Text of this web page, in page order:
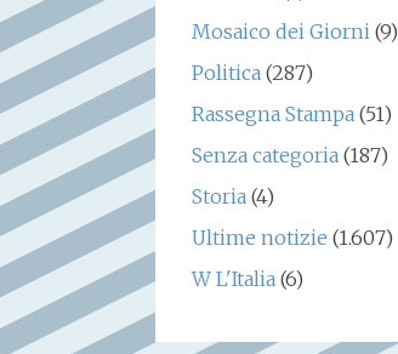
Mosaico dei Giorni(9)
Politica(287)
Rassegna Stampa(51)
Senza categoria(187)
Storia(4)
Ultime notizie (1.607)
W L'Italia(6)